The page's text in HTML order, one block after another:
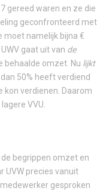
gereed waren en ze die
geconfronteerd met
moet namelijk bijna €
gaat uit van de
behaalde omzet. Nu lijkt
50% heeft verdiend
kon verdienen. Daarom
VVU.
begrippen omzet en
UVW precies vanuit
gesproken